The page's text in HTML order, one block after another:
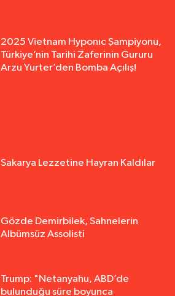
2025 Vietnam Hyponıc Şampiyonu,
Türkiye’nin Tarihi Zaferinin Gururu
Arzu Yurter’den Bomba Açılış!
Sakarya Lezzetine Hayran Kaldılar
Gözde Demirbilek, Sahnelerin
Albümsüz Assolisti
Trump: "Netanyahu, ABD’de
bulunduğu süre boyunca